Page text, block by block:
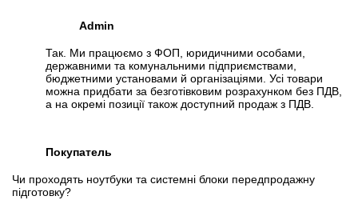
Admin
Так. Ми працюємо з ФОП, юридичними особами,
державними та комунальними підприємствами,
бюджетними установами й організаціями. Усі товари
можна придбати за безготівковим розрахунком без ПДВ,
а на окремі позиції також доступний продаж з ПДВ.
Покупатель
Чи проходять ноутбуки та системні блоки передпродажну
підготовку?